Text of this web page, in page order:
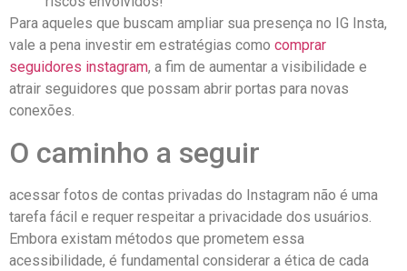
Para aqueles que‌ buscam ampliar sua presença no IG Insta,
vale a pena‌ investir em estratégias como⁢ comprar
seguidores instagram, a fim​ de aumentar a visibilidade e
atrair seguidores que possam abrir portas para novas
conexões.
O caminho a seguir
acessar fotos de contas privadas do Instagram não é uma
tarefa fácil e requer respeitar a privacidade dos usuários.
Embora existam métodos que‍ prometem essa
acessibilidade, é fundamental considerar a ética de cada